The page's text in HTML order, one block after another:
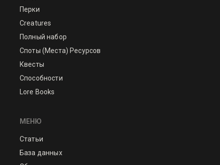
Перки
Creatures
Полный набор
Споты (Места) Ресурсов
Квесты
Способности
Lore Books
МЕНЮ
Статьи
База данных